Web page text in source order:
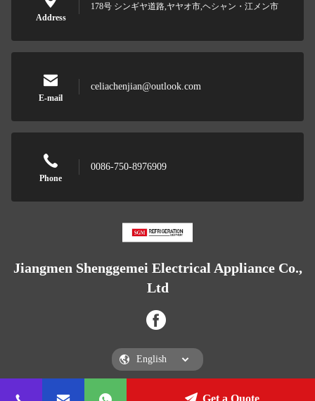
Address
178号 シンギヤ道路,ヤヤオ市,ヘシャン・江メン市
E-mail
celiachenjian@outlook.com
Phone
0086-750-8976909
Jiangmen Shenggemei Electrical Appliance Co.,
Ltd